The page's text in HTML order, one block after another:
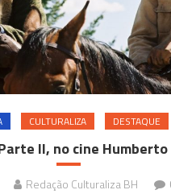
CULTURALIZA DESTAQUE
II, no cine
Redação Culturaliza BH